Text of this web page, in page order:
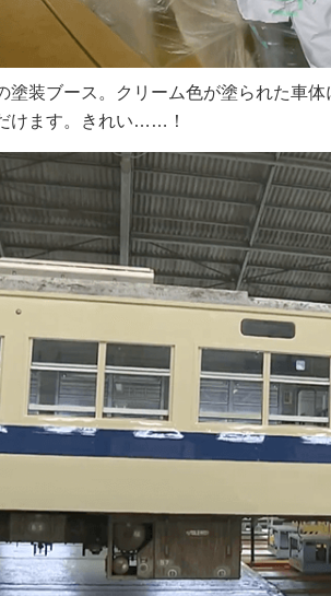
塗装ブース。クリーム色が塗られた車
けます。きれい……！